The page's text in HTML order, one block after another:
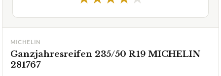
MICHELIN
Ganzjahresreifen 235/50 R19 MICHELIN
281767